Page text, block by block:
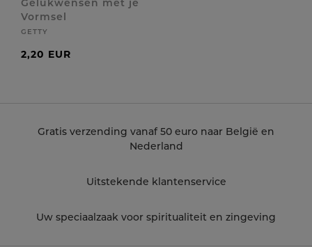
Gelukwensen met je
Vormsel
GETTY
2,20 EUR
Gratis verzending vanaf 50 euro naar België en
Nederland
Uitstekende klantenservice
Uw speciaalzaak voor spiritualiteit en zingeving